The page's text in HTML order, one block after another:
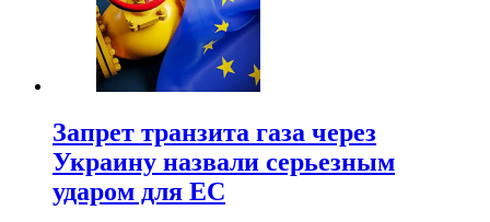
Запрет транзита газа через
Украину назвали серьезным
ударом для ЕС